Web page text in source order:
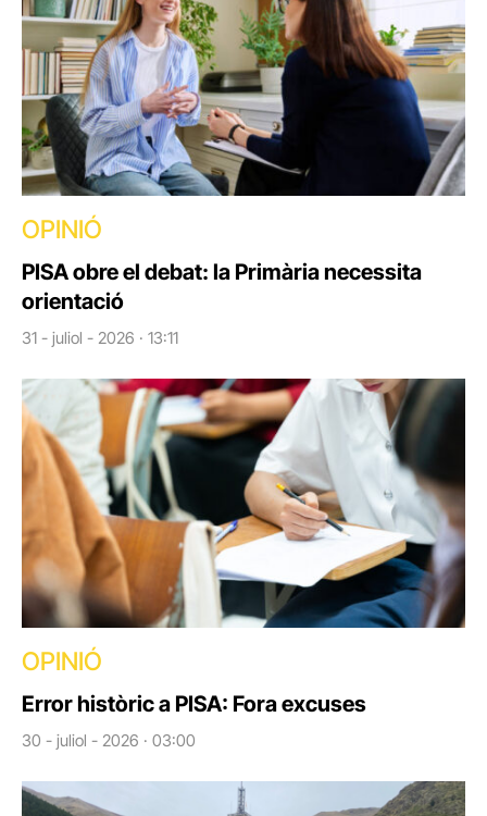
OPINIÓ
PISA obre el debat: la Primària necessita
orientació
31 - juliol - 2026 · 13:11
OPINIÓ
Error històric a PISA: Fora excuses
30 - juliol - 2026 · 03:00